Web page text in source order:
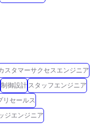
スタマーサクセスエンジニア
制御設計 スタッフエンジニア
リセールス
ジエンジニア